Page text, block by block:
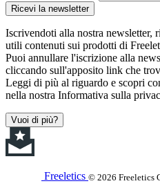
Ricevi la newsletter
Iscrivendoti alla nostra newsletter,
utili contenuti sui prodotti di
Puoi annullare l'iscrizione alla
cliccando sull'apposito link che
Leggi di più al riguardo e scopri
nella nostra Informativa sulla
Vuoi di più?
Freeletics © 2026 Freeletics